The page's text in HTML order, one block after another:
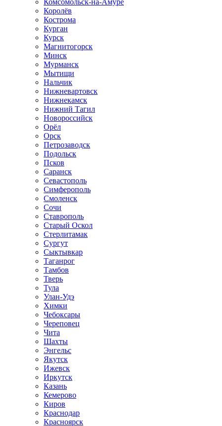
Комсомольск-на-Амуре
Королёв
Кострома
Курган
Курск
Магнитогорск
Минск
Мурманск
Мытищи
Нальчик
Нижневартовск
Нижнекамск
Нижний Тагил
Новороссийск
Орёл
Орск
Петрозаводск
Подольск
Псков
Саранск
Севастополь
Симферополь
Смоленск
Сочи
Ставрополь
Старый Оскол
Стерлитамак
Сургут
Сыктывкар
Таганрог
Тамбов
Тверь
Тула
Улан-Удэ
Химки
Чебоксары
Череповец
Чита
Шахты
Энгельс
Якутск
Ижевск
Иркутск
Казань
Кемерово
Киров
Краснодар
Красноярск